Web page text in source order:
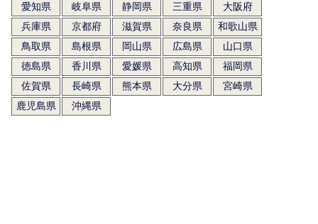
愛知県
岐阜県 静岡県 三重県
大阪府
兵庫県
京都府 滋賀県 奈良県
和歌山県
鳥取県
島根県 岡山県 広島県
山口県
徳島県
香川県 愛媛県 高知県
福岡県
佐賀県
長崎県 熊本県 大分県
宮崎県
鹿児島県
沖縄県